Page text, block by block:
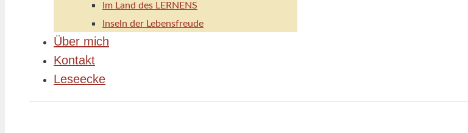
Im Land des LERNENS
Inseln der Lebensfreude
Über mich
Kontakt
Leseecke